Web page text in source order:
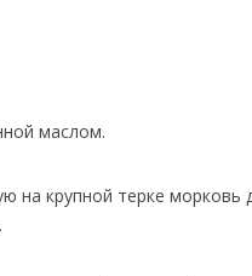
маслом.
крупной терке морковь